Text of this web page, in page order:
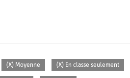
(X) Moyenne (X) En classe seulement